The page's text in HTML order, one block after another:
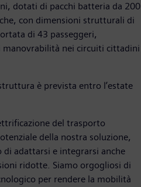
dotati di pacchi batteria da 200
con dimensioni strutturali di
di 43 passeggeri,
nei circuiti cittadini
è prevista entro l’estate
del trasporto
della nostra soluzione,
adattarsi e integrarsi anche
ridotte. Siamo orgogliosi di
per rendere la mobilità